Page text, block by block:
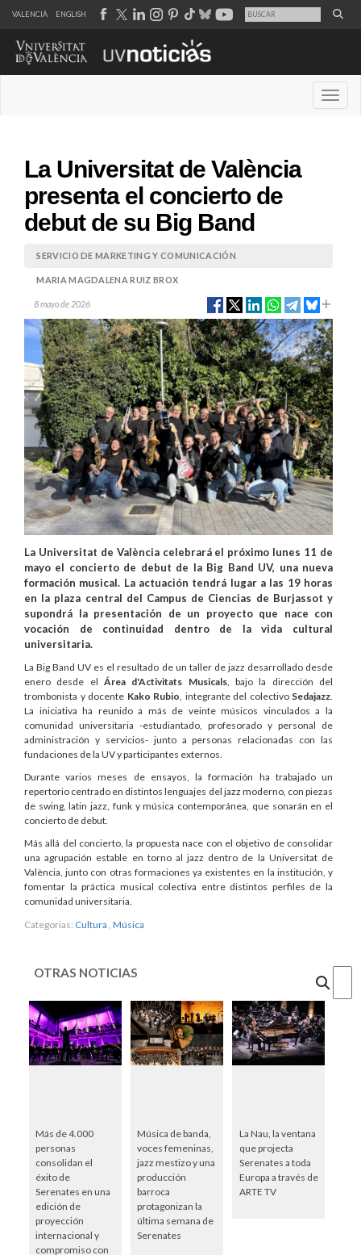
VALENCIÀ ENGLISH
La Universitat de València
presenta el concierto de
debut de su Big Band
SERVICIO DE MARKETING Y COMUNICACIÓN
MARIA MAGDALENA RUIZ BROX
8 mayo de 2026
La Universitat de València celebrará el próximo lunes 11 de
mayo el concierto de debut de la Big Band UV, una nueva
formación musical. La actuación tendrá lugar a las 19 horas
en la plaza central del Campus de Ciencias de Burjassot y
supondrá la presentación de un proyecto que nace con
vocación de continuidad dentro de la vida cultural
universitaria.
La Big Band UV es el resultado de un taller de jazz desarrollado desde
enero desde el Área d'Activitats Musicals, bajo la dirección del
trombonista y docente Kako Rubio , integrante del colectivoSedajazz
La iniciativa ha reunido a más de veinte músicos vinculados a la
comunidad universitaria -estudiantado, profesorado y personal de
administración y servicios- junto a personas relacionadas con las
fundaciones de la UV y participantes externos.
Durante varios meses de ensayos, la formación ha trabajado un
repertorio centrado en distintos lenguajes del jazz moderno, con piezas
de swing, latin jazz, funk y música contemporánea, que sonarán en el
concierto de debut.
Más allá del concierto, la propuesta nace con el objetivo de consolidar
una agrupación estable en torno al jazz dentro de la Universitat de
València, junto con otras formaciones ya existentes en la institución, y
fomentar la práctica musical colectiva entre distintos perfiles de la
comunidad universitaria.
Categorias: Cultura Música
OTRAS NOTICIAS
Más de 4.000
personas
consolidan el
éxito de
Serenates en una
edición de
proyección
internacional y
compromiso con
Música de banda,
voces femeninas,
jazz mestizo y una
producción
barroca
protagonizan la
última semana de
Serenates
La Nau, la ventana
que projecta
Serenates a toda
Europa a través de
ARTE TV